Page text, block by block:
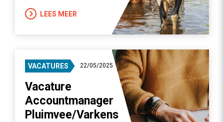
LEES MEER
VACATURES 22/05/2025
Vacature
Accountmanager
Pluimvee/Varkens